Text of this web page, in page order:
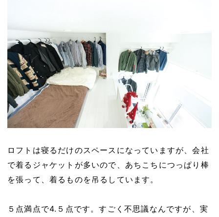
ロフトは寝るだけのスペースになっていますが、会社
で着るジャケットが多いので、あちこちにつっぱり棒
を張って、着るものを吊るしています。
５点満点で4.５点です。すごく不思議なんですが、実